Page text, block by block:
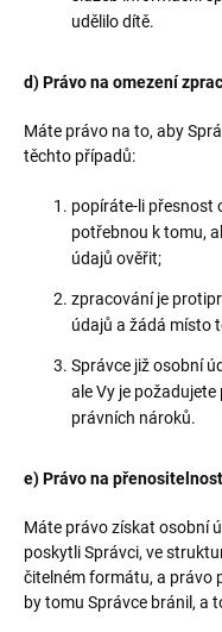
udělilo dítě.
d) Právo na omezení
Máte právo na to, aby
těchto případů:
popíráte-li přesnost
potřebnou k tomu,
údajů ověřit;
zpracování je
údajů a žádá místo
Správce již osobní
ale Vy je
právních nároků.
e) Právo na
Máte právo získat osobní
poskytli Správci, ve
čitelném formátu, a právo
by tomu Správce bránil, a